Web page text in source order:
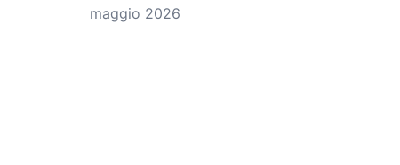
maggio 2026